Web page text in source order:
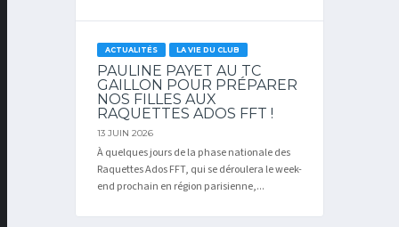
ACTUALITÉS LA VIE DU CLUB
PAULINE PAYET AU TC
GAILLON POUR PRÉPARER
NOS FILLES AUX
RAQUETTES ADOS FFT !
13 JUIN 2026
À quelques jours de la phase nationale des
Raquettes Ados FFT, qui se déroulera le week-
end prochain en région parisienne,...